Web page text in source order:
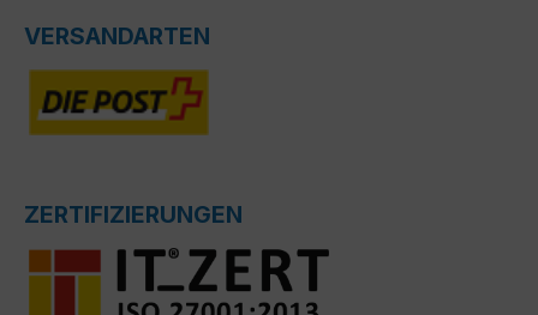
VERSANDARTEN
ZERTIFIZIERUNGEN